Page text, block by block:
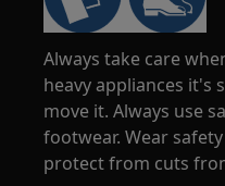
Always take care
heavy appliances it's
move it. Always use
footwear. Wear
protect from cuts